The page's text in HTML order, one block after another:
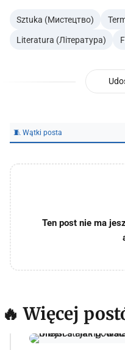
Sztuka (Мистецтво)
Literatura (Література)
🧵 Wątki posta
Ten post nie ma
🔥 Więcej